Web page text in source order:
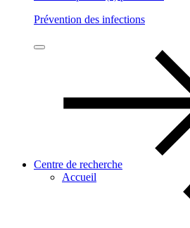
Prévention des infections
Centre de recherche
Accueil